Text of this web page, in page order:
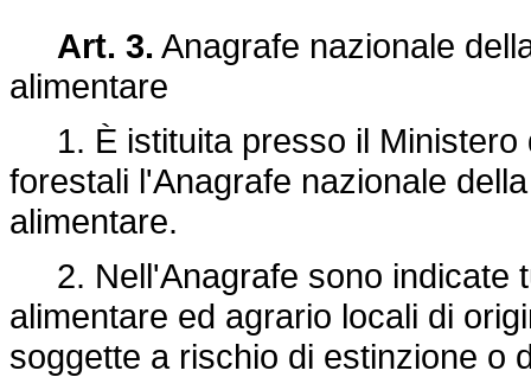
Art. 3. Anagrafe nazionale
alimentare
1. È istituita presso il Ministero
forestali l'Anagrafe nazionale
alimentare.
2. Nell'Anagrafe sono indicate
alimentare ed agrario locali di
soggette a rischio di estinzione o